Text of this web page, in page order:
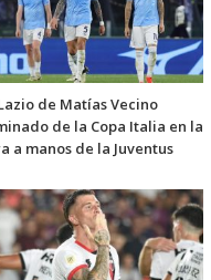
de Matías Vecino
de la Copa Italia en la
a manos de la Juventus